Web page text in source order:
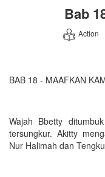
Bab
Action
BAB 18 - MAAFKAN
Wajah Bbetty
tersungkur. Akitty
Nur Halimah dan